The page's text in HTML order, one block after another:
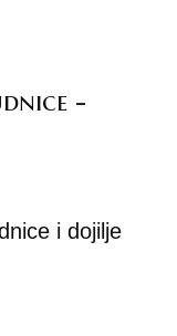
-
i dojilje